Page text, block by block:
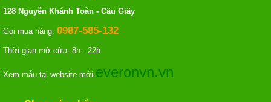
128 Nguyễn Khánh Toàn - Cầu Giấy
Gọi mua hàng: 0987-585-132
Thời gian mở cửa: 8h - 22h
Xem mẫu tại website mới everonvn.vn